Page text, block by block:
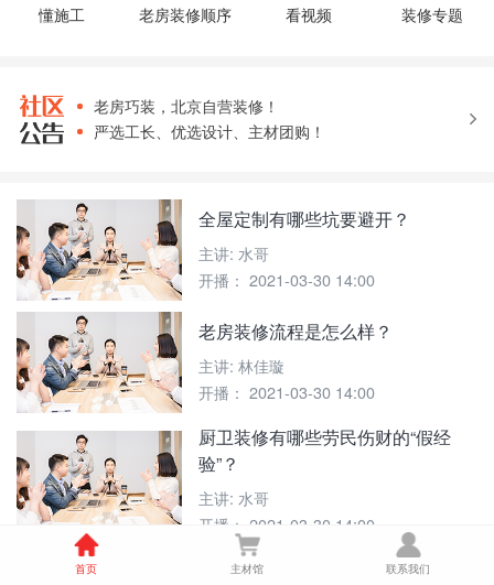
懂施工 老房装修顺序 看视频 装修专题
老房巧装，北京自营装修！
严选工长、优选设计、主材团购！
全屋定制有哪些坑要避开？
主讲: 水哥
开播： 2021-03-30 14:00
老房装修流程是怎么样？
主讲: 林佳璇
开播： 2021-03-30 14:00
厨卫装修有哪些劳民伤财的“假经
验”？
主讲: 水哥
开播： 2021-03-30 14:00
如何才能装修理想家？
首页 主材馆 联系我们